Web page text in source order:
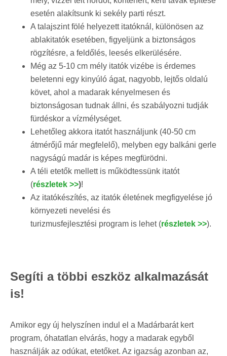
esetén alakítsunk ki sekély parti részt.
A talajszint fölé helyezett itatóknál, különösen az
ablakitatók esetében, figyeljünk a biztonságos
rögzítésre, a feldőlés, leesés elkerülésére.
Még az 5-10 cm mély itatók vizébe is érdemes
beletenni egy kinyúló ágat, nagyobb, lejtős oldalú
követ, ahol a madarak kényelmesen és
biztonságosan tudnak állni, és szabályozni tudják
fürdéskor a vízmélységet.
Lehetőleg akkora itatót használjunk (40-50 cm
átmérőjű már megfelelő), melyben egy balkáni gerle
nagyságú madár is képes megfürödni.
A téli etetők mellett is működtessünk itatót
(részletek >>)!
Az itatókészítés, az itatók életének megfigyelése jó
környezeti nevelési és
turizmusfejlesztési program is lehet (részletek >>).
Segíti a többi eszköz alkalmazását
is!
Amikor egy új helyszínen indul el a Madárbarát kert
program, óhatatlan elvárás, hogy a madarak egyből
használják az odúkat, etetőket. Az igazság azonban az,